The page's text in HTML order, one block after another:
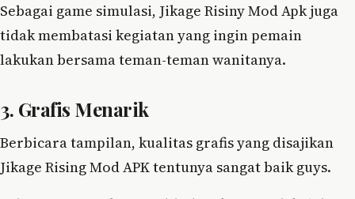
Sebagai game simulasi, Jikage Risiny Mod Apk juga
tidak membatasi kegiatan yang ingin pemain
lakukan bersama teman-teman wanitanya.
3. Grafis Menarik
Berbicara tampilan, kualitas grafis yang disajikan
Jikage Rising Mod APK tentunya sangat baik guys.